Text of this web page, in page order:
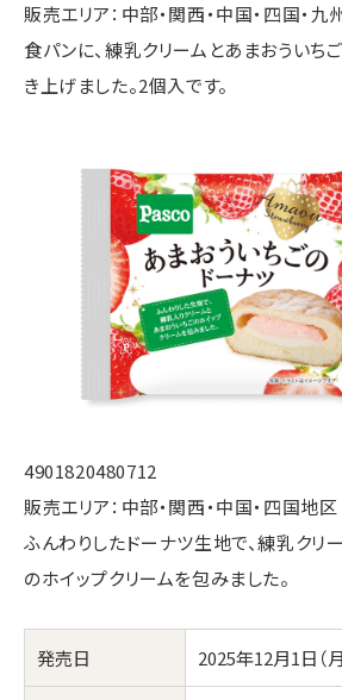
販売エリア：中部・関西・中国・四国・九
食パンに、練乳クリームとあまおういち
き上げました。2個入です。
4901820480712
販売エリア：中部・関西・中国・四国地区
ふんわりしたドーナツ生地で、練乳クリ
のホイップクリームを包みました。
発売日 2025年12月1日（月